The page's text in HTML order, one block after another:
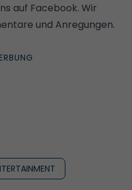
auf Facebook. Wir
und Anregungen.